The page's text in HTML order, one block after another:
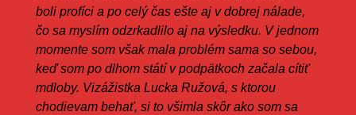
boli profíci a po celý čas ešte aj v dobrej nálade,
čo sa myslím odzrkadlilo aj na výsledku. V jednom
momente som však mala problém sama so sebou,
keď som po dlhom státí v podpätkoch začala cítiť
mdloby. Vizážistka Lucka Ružová, s ktorou
chodievam behať, si to všimla skôr ako som sa